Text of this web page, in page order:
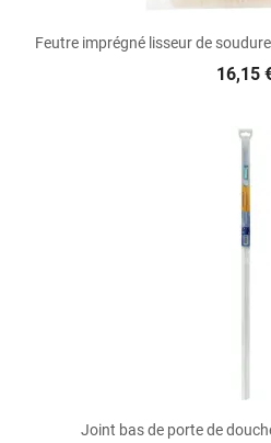
Feutre imprégné lisseur de
16,15
Joint bas de porte de